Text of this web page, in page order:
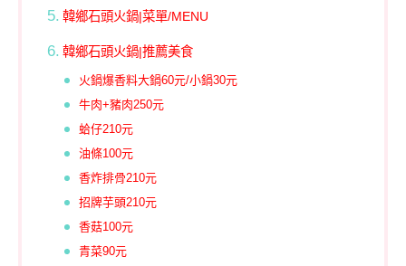
韓鄉石頭火鍋|菜單/MENU
韓鄉石頭火鍋|推薦美食
火鍋爆香料大鍋60元/小鍋30元
牛肉+豬肉250元
蛤仔210元
油條100元
香炸排骨210元
招牌芋頭210元
香菇100元
青菜90元